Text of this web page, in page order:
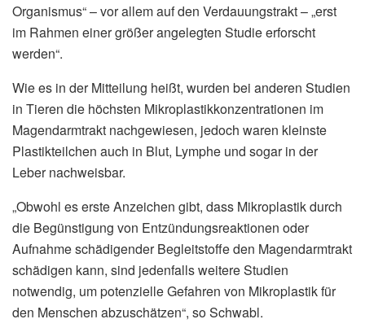
Organismus“ – vor allem auf den Verdauungstrakt – „erst
im Rahmen einer größer angelegten Studie erforscht
werden“.
Wie es in der Mitteilung heißt, wurden bei anderen Studien
in Tieren die höchsten Mikroplastikkonzentrationen im
Magendarmtrakt nachgewiesen, jedoch waren kleinste
Plastikteilchen auch in Blut, Lymphe und sogar in der
Leber nachweisbar.
„Obwohl es erste Anzeichen gibt, dass Mikroplastik durch
die Begünstigung von Entzündungsreaktionen oder
Aufnahme schädigender Begleitstoffe den Magendarmtrakt
schädigen kann, sind jedenfalls weitere Studien
notwendig, um potenzielle Gefahren von Mikroplastik für
den Menschen abzuschätzen“, so Schwabl.